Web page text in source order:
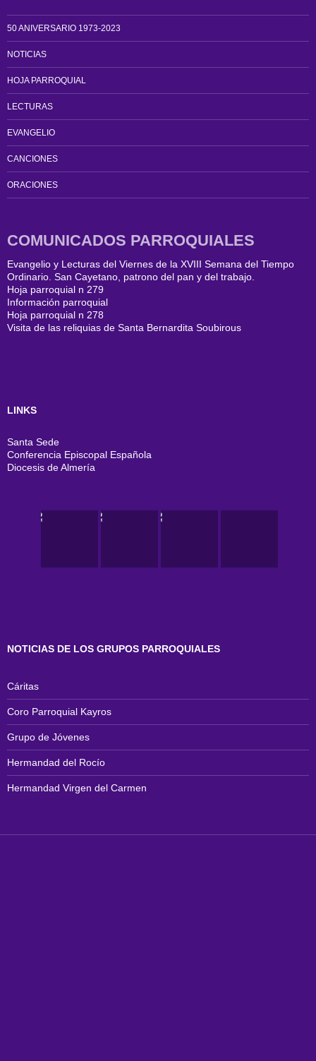
50 ANIVERSARIO 1973-2023
NOTICIAS
HOJA PARROQUIAL
LECTURAS
EVANGELIO
CANCIONES
ORACIONES
COMUNICADOS PARROQUIALES
Evangelio y Lecturas del Viernes de la XVIII Semana del Tiempo
Ordinario. San Cayetano, patrono del pan y del trabajo.
Hoja parroquial n 279
Información parroquial
Hoja parroquial n 278
Visita de las reliquias de Santa Bernardita Soubirous
LINKS
Santa Sede
Conferencia Episcopal Española
Diocesis de Almería
NOTICIAS DE LOS GRUPOS PARROQUIALES
Cáritas
Coro Parroquial Kayros
Grupo de Jóvenes
Hermandad del Rocío
Hermandad Virgen del Carmen